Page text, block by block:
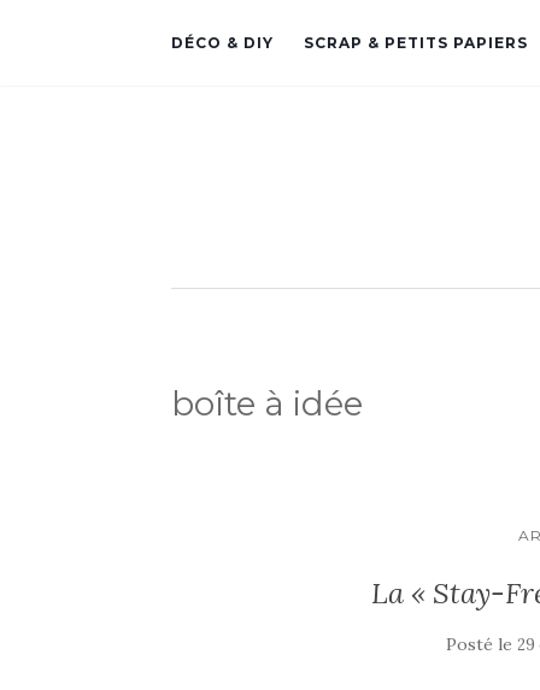
DÉCO & DIY SCRAP & PETITS PAPIERS
boîte à idée
La « Stay-
Posté le 29